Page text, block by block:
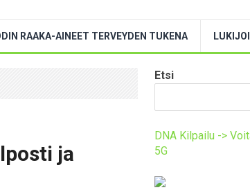
RAAKA-AINEET TERVEYDEN TUKENA
ja
Etsi
DNA Kilpailu ->
5G